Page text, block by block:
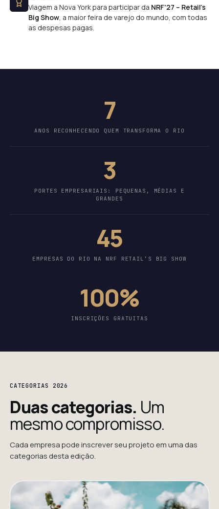
Viagem a Nova York para participar da NRF'27 – Retail's
Big Show, a maior feira de varejo do mundo, com todas
as despesas pagas.
7
ANOS RECONHECENDO QUEM TRANSFORMA O RIO
3
PORTES EMPRESARIAIS: PEQUENAS, MÉDIAS E
GRANDES
45
EMPRESAS DO RIO NA NRF RETAIL’S BIG SHOW
100%
INSCRIÇÕES GRATUITAS
CATEGORIAS 2026
Duas categorias. Um
mesmo compromisso.
Cada empresa pode inscrever seu projeto em uma das
categorias desta edição.